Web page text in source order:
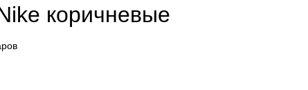
коричневые